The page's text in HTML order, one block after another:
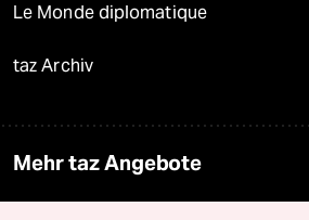
Le Monde diplomatique
taz Archiv
Mehr taz Angebote